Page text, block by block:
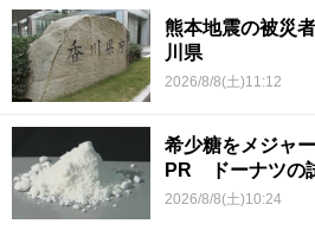
熊本地震の被災
川県
2026/8/8(土)11:12
希少糖をメジャ
PR ドーナツの
2026/8/8(土)10:24